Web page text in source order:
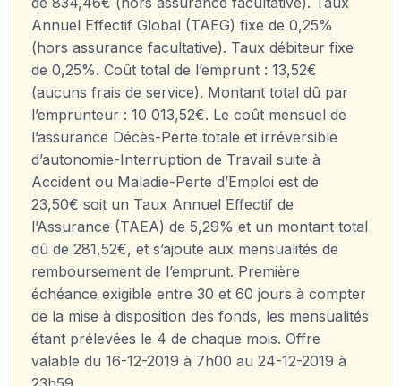
Annuel Effectif Global (TAEG) fixe de 0,25%
(hors assurance facultative). Taux débiteur fixe
de 0,25%. Coût total de l’emprunt : 13,52€
(aucuns frais de service). Montant total dû par
l’emprunteur : 10 013,52€. Le coût mensuel de
l’assurance Décès-Perte totale et irréversible
d’autonomie-Interruption de Travail suite à
Accident ou Maladie-Perte d’Emploi est de
23,50€ soit un Taux Annuel Effectif de
l’Assurance (TAEA) de 5,29% et un montant total
dû de 281,52€, et s’ajoute aux mensualités de
remboursement de l’emprunt. Première
échéance exigible entre 30 et 60 jours à compter
de la mise à disposition des fonds, les mensualités
étant prélevées le 4 de chaque mois. Offre
valable du 16-12-2019 à 7h00 au 24-12-2019 à